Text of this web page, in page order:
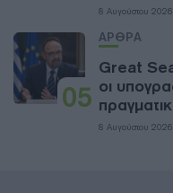
8 Αυγούστου 2026
05
ΑΡΘΡΑ
Great
οι
8 Αυγούστου 2026